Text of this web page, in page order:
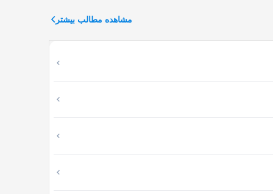
ازای هر متر مربع بسته به مصالح متفاوت است و
مشاهده مطالب بیشتر